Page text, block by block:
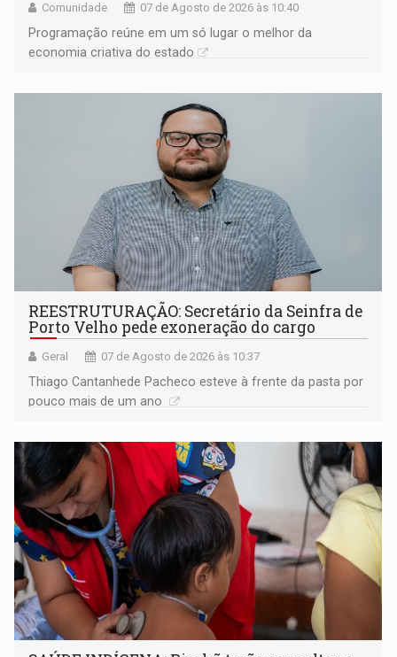
Comunidade 07 de Agosto de 2026 às 10:40
Programação reúne em um só lugar o melhor da
economia criativa do estado
REESTRUTURAÇÃO: Secretário da Seinfra de
Porto Velho pede exoneração do cargo
Geral 07 de Agosto de 2026 às 10:37
Thiago Cantanhede Pacheco esteve à frente da pasta por
pouco mais de um ano